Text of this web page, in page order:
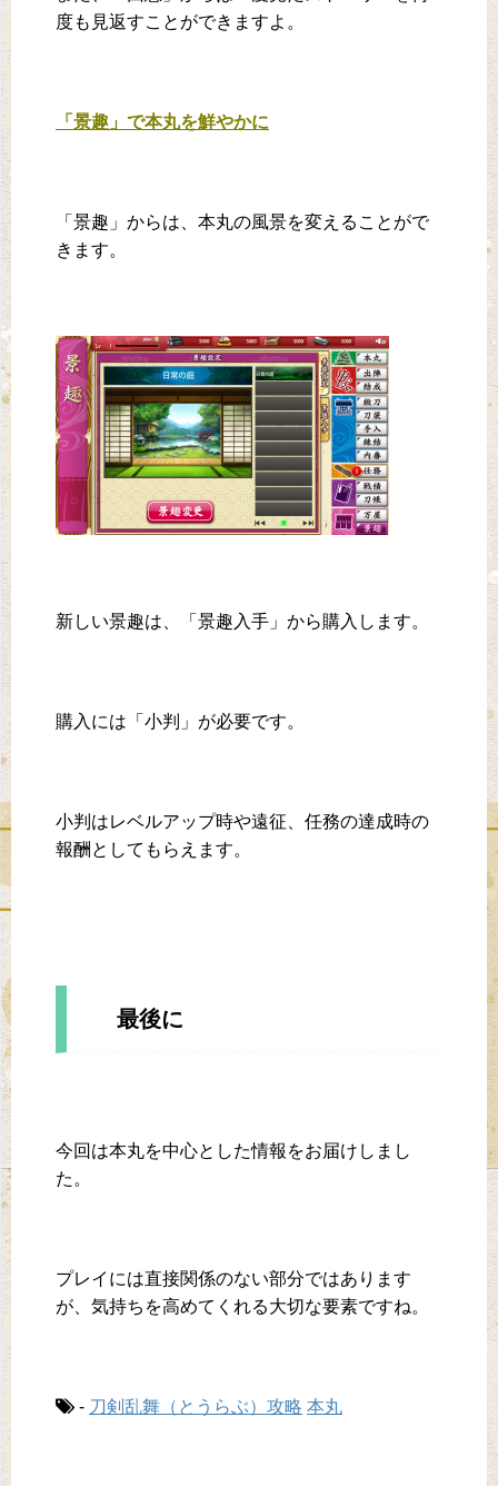
度も見返すことができますよ。
「景趣」で本丸を鮮やかに
「景趣」からは、本丸の風景を変えることがで
きます。
新しい景趣は、「景趣入手」から購入します。
購入には「小判」が必要です。
小判はレベルアップ時や遠征、任務の達成時の
報酬としてもらえます。
最後に
今回は本丸を中心とした情報をお届けしまし
た。
プレイには直接関係のない部分ではあります
が、気持ちを高めてくれる大切な要素ですね。
- 刀剣乱舞（とうらぶ）攻略 本丸